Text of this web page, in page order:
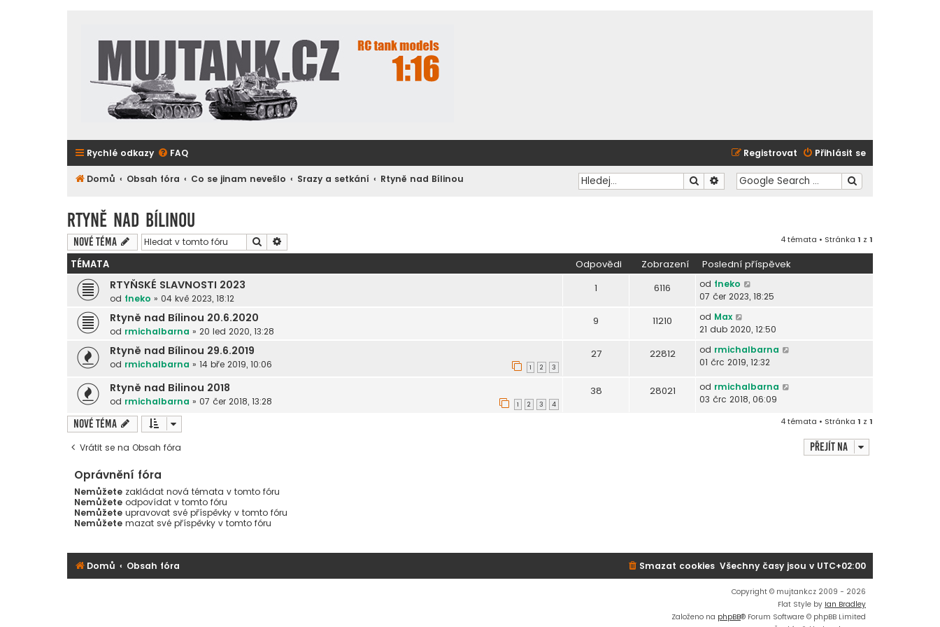
Rychlé odkazy FAQ Přihlásit se
Registrovat
Domů Obsah fóra Co se jinam nevešlo Srazy a setkání Rtyně nad Bílinou Hledat Pokročilé hledání
Rtyně nad Bílinou
Nové téma Hledat 4 témata • Stránka 1 z 1
TÉMATA Odpovědi Zobrazení Poslední příspěvek
RTYŇSKÉ SLAVNOSTI 2023
od fneko » 04 kvě 2023, 18:12
1 6116 od fneko
07 čer 2023, 18:25
Rtyně nad Bílinou 20.6.2020
od rmichalbarna » 20 led 2020, 13:28
9 11210 od Max
21 dub 2020, 12:50
Rtyně nad Bílinou 29.6.2019
od rmichalbarna » 14 bře 2019, 10:06 1 2 3
27 22812 od rmichalbarna
01 črc 2019, 12:32
Rtyně nad Bilinou 2018
od rmichalbarna » 07 čer 2018, 13:28 1 2 3 4
38 28021 od rmichalbarna
03 črc 2018, 06:09
Nové téma 4 témata • Stránka 1 z 1
Vrátit se na Obsah fóra Přejít na
Oprávnění fóra
Nemůžete zakládat nová témata v tomto fóru
Nemůžete odpovídat v tomto fóru
Nemůžete upravovat své příspěvky v tomto fóru
Nemůžete mazat své příspěvky v tomto fóru
Domů Obsah fóra Všechny časy jsou v UTC+02:00
Smazat cookies
Copyright © mujtank.cz 2009 - 2026
Flat Style by Ian Bradley
Založeno na phpBB® Forum Software © phpBB Limited